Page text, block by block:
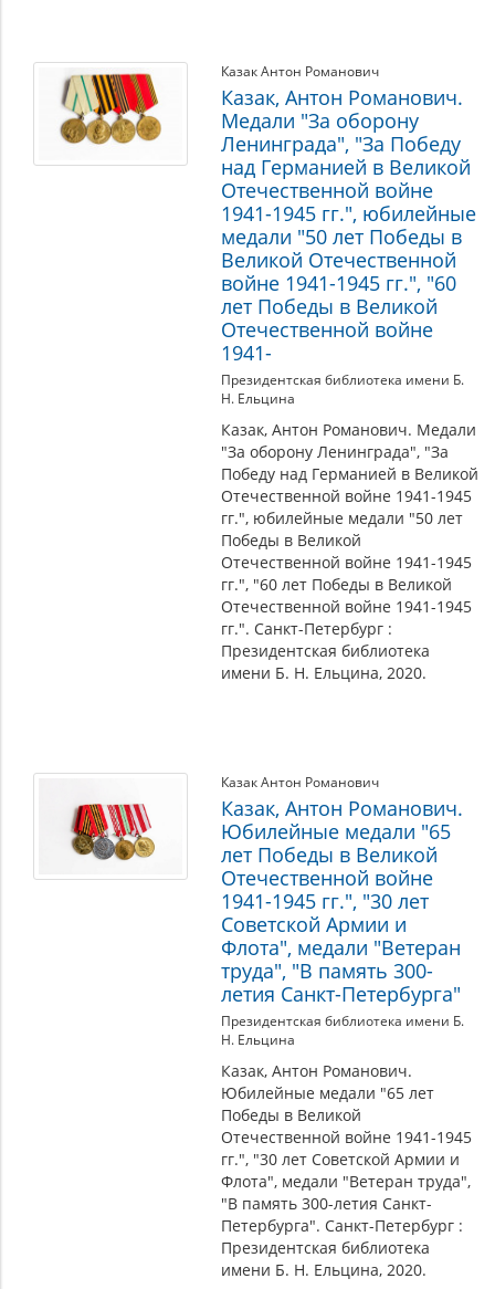
Казак Антон Романович
Казак, Антон Романович.
Медали "За оборону
Ленинграда", "За Победу
над Германией в Великой
Отечественной войне
1941-1945 гг.", юбилейные
медали "50 лет Победы в
Великой Отечественной
войне 1941-1945 гг.", "60
лет Победы в Великой
Отечественной войне
1941-
Президентская библиотека имени Б.
Н. Ельцина
Казак, Антон Романович. Медали
"За оборону Ленинграда", "За
Победу над Германией в Великой
Отечественной войне 1941-1945
гг.", юбилейные медали "50 лет
Победы в Великой
Отечественной войне 1941-1945
гг.", "60 лет Победы в Великой
Отечественной войне 1941-1945
гг.". Санкт-Петербург :
Президентская библиотека
имени Б. Н. Ельцина, 2020.
Казак Антон Романович
Казак, Антон Романович.
Юбилейные медали "65
лет Победы в Великой
Отечественной войне
1941-1945 гг.", "30 лет
Советской Армии и
Флота", медали "Ветеран
труда", "В память 300-
летия Санкт-Петербурга"
Президентская библиотека имени Б.
Н. Ельцина
Казак, Антон Романович.
Юбилейные медали "65 лет
Победы в Великой
Отечественной войне 1941-1945
гг.", "30 лет Советской Армии и
Флота", медали "Ветеран труда",
"В память 300-летия Санкт-
Петербурга". Санкт-Петербург :
Президентская библиотека
имени Б. Н. Ельцина, 2020.